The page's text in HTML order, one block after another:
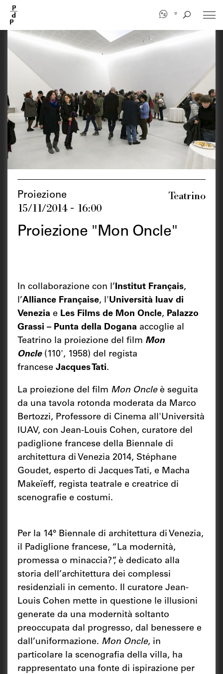
contenuto
principale
Proiezione
15/11/2014 - 16:00
Teatrino
Proiezione "Mon Oncle"
In collaborazione con l’Institut Français,
l’Alliance Française, l'Università Iuav di
Venezia e Les Films de Mon Oncle, Palazzo
Grassi – Punta della Dogana accoglie al
Teatrino la proiezione del film Mon
Oncle(110', 1958) del regista
francese Jacques Tati.
La proiezione del film Mon Oncle è seguita
da una tavola rotonda moderata da Marco
Bertozzi, Professore di Cinema all'Università
IUAV, con Jean-Louis Cohen, curatore del
padiglione francese della Biennale di
architettura di Venezia 2014, Stéphane
Goudet, esperto di Jacques Tati, e Macha
Makeïeff, regista teatrale e creatrice di
scenografie e costumi.
Per la 14° Biennale di architettura di Venezia,
il Padiglione francese, “La modernità,
promessa o minaccia?”, è dedicato alla
storia dell’architettura dei complessi
residenziali in cemento. Il curatore Jean-
Louis Cohen mette in questione le illusioni
generate da una modernità soltanto
preoccupata dal progresso, dal benessere e
dall’uniformazione. Mon Oncle, in
particolare la scenografia della villa, ha
rappresentato una fonte di ispirazione per